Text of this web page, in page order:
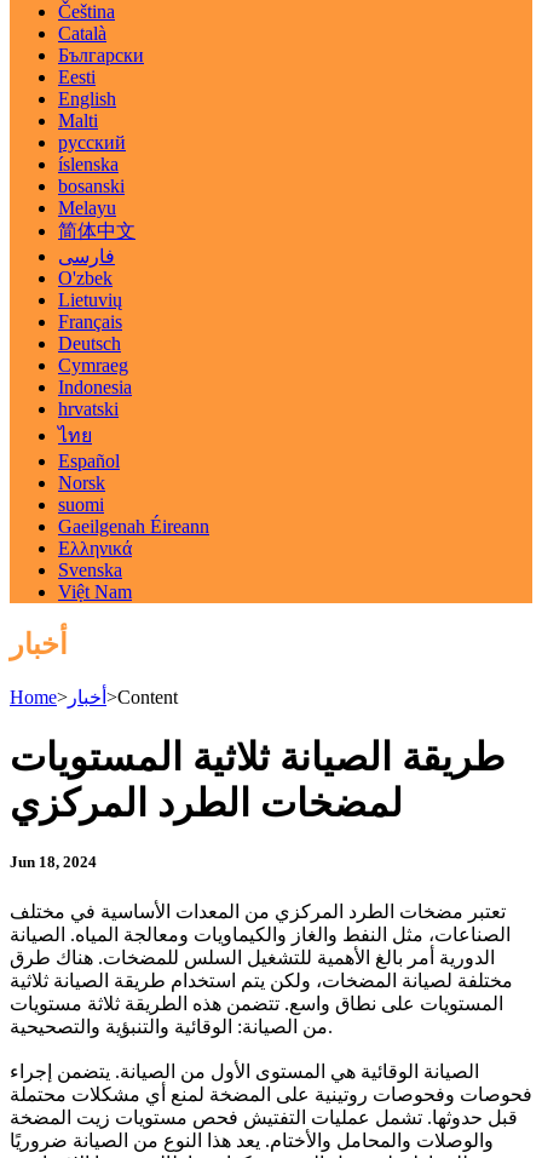
Čeština
Català
Български
Eesti
English
Malti
русский
íslenska
bosanski
Melayu
简体中文
فارسی
O'zbek
Lietuvių
Français
Deutsch
Cymraeg
Indonesia
hrvatski
ไทย
Español
Norsk
suomi
Gaeilgenah Éireann
Ελληνικά
Svenska
Việt Nam
أخبار
Home> أخبار >Content
طريقة الصيانة ثلاثية المستويات
لمضخات الطرد المركزي
Jun 18, 2024
تعتبر مضخات الطرد المركزي من المعدات الأساسية في مختلف
الصناعات، مثل النفط والغاز والكيماويات ومعالجة المياه. الصيانة
الدورية أمر بالغ الأهمية للتشغيل السلس للمضخات. هناك طرق
مختلفة لصيانة المضخات، ولكن يتم استخدام طريقة الصيانة ثلاثية
المستويات على نطاق واسع. تتضمن هذه الطريقة ثلاثة مستويات
من الصيانة: الوقائية والتنبؤية والتصحيحية.
الصيانة الوقائية هي المستوى الأول من الصيانة. يتضمن إجراء
فحوصات وفحوصات روتينية على المضخة لمنع أي مشكلات محتملة
قبل حدوثها. تشمل عمليات التفتيش فحص مستويات زيت المضخة
والوصلات والمحامل والأختام. يعد هذا النوع من الصيانة ضروريًا